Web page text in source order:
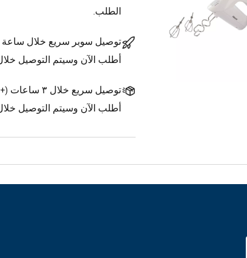
الطلب.
توصيل سوبر سريع خلال ساعة
أطلب الآن وسيتم التوصيل
توصيل سريع خلال ٣ ساعات (+1.500 د.ك.
أطلب الآن وسيتم التوصيل خلال ٣